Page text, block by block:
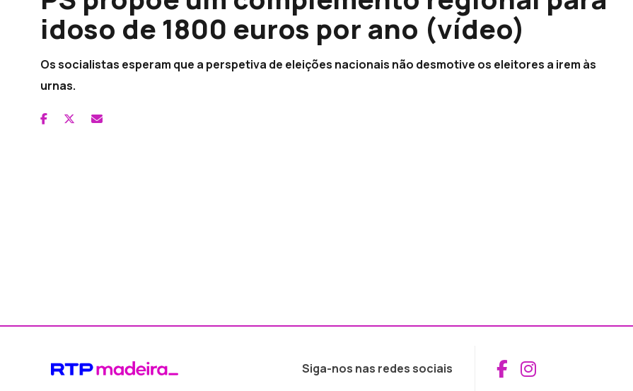
idoso de 1800 euros por ano (vídeo)
Os socialistas esperam que a perspetiva de eleições nacionais não desmotive os eleitores a irem às
urnas.
Siga-nos nas redes sociais Aceder ao
Aceder ao